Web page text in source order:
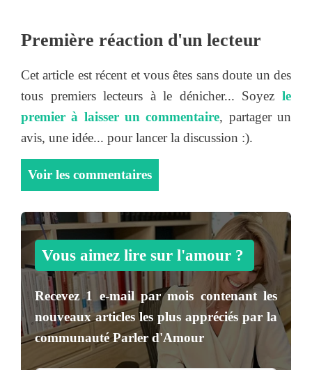
Première réaction d'un lecteur
Cet article est récent et vous êtes sans doute un des
tous premiers lecteurs à le dénicher... Soyez le
premier à laisser un commentaire, partager un
avis, une idée... pour lancer la discussion :).
Voir les commentaires
Vous aimez lire sur l'amour ?
Recevez1 e-mail par mois contenant les
nouveaux articles les plus appréciés par la
communautéParler d'Amour